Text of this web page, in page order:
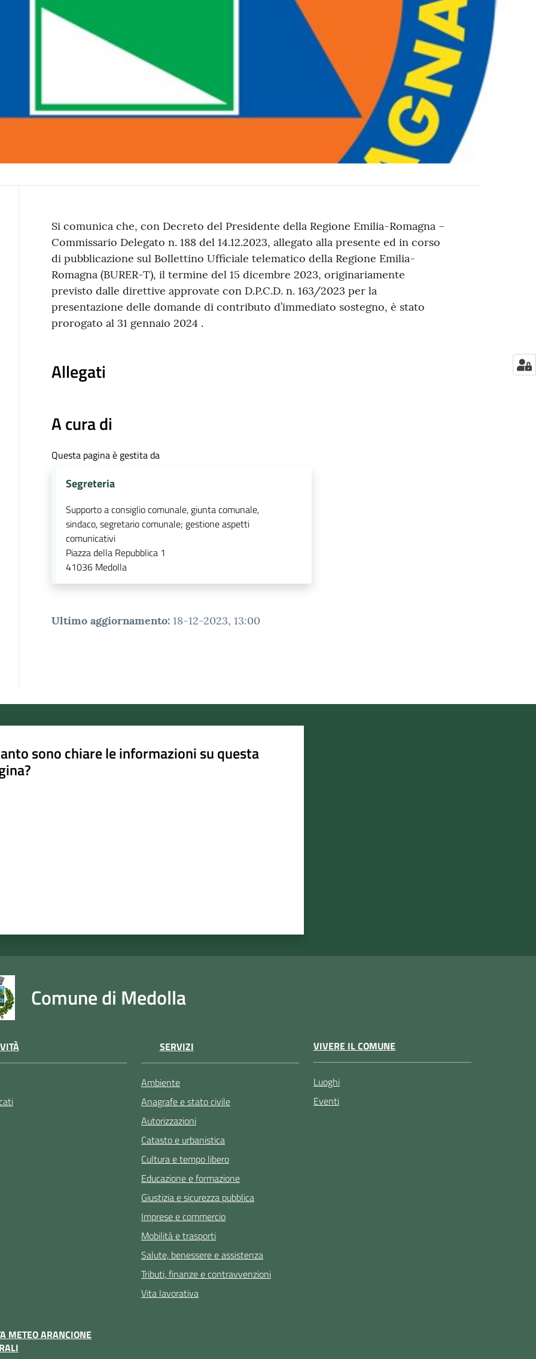
Contenuto
Si comunica che, con Decreto del Presidente della Regione Emilia-Romagna –
Commissario Delegato n. 188 del 14.12.2023, allegato alla presente ed in corso
di pubblicazione sul Bollettino Ufficiale telematico della Regione Emilia-
Romagna (BURER-T), il termine del 15 dicembre 2023, originariamente
previsto dalle direttive approvate con D.P.C.D. n. 163/2023 per la
presentazione delle domande di contributo d’immediato sostegno, è stato
prorogato al 31 gennaio 2024 .
Allegati
A cura di
Questa pagina è gestita da
Segreteria
Supporto a consiglio comunale, giunta comunale,
sindaco, segretario comunale; gestione aspetti
comunicativi
Piazza della Repubblica 1
41036 Medolla
Ultimo aggiornamento: 18-12-2023, 13:00
sono chiare le informazioni su questa
Comune di Medolla
SERVIZI
Ambiente
Anagrafe e stato civile
Autorizzazioni
Catasto e urbanistica
Cultura e tempo libero
Educazione e formazione
Giustizia e sicurezza pubblica
Imprese e commercio
Mobilità e trasporti
Salute, benessere e assistenza
Tributi, finanze e contravvenzioni
Vita lavorativa
VIVERE IL COMUNE
Luoghi
Eventi
METEO ARANCIONE